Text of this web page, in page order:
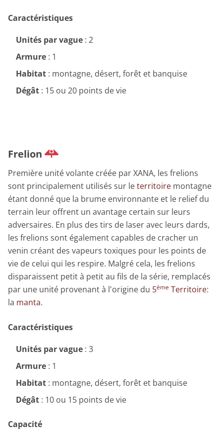
Caractéristiques
Unités par vague : 2
Armure : 1
Habitat : montagne, désert, forêt et banquise
Dégât : 15 ou 20 points de vie
Frelion
Première unité volante créée par XANA, les frelions
sont principalement utilisés sur leterritoire montagne
étant donné que la brume environnante et le relief du
terrain leur offrent un avantage certain sur leurs
adversaires. En plus des tirs de laser avec leurs dards,
les frelions sont également capables de cracher un
venin créant des vapeurs toxiques pour les points de
vie de celui qui les respire. Malgré cela, les frelions
disparaissent petit à petit au fils de la série, remplacés
par une unité provenant à l'origine du 5ème Territoire:
la manta.
Caractéristiques
Unités par vague : 3
Armure : 1
Habitat : montagne, désert, forêt et banquise
Dégât : 10 ou 15 points de vie
Capacité